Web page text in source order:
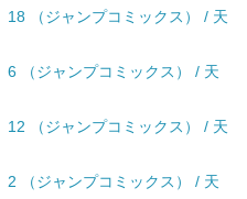
18 （ジャンプコミックス） / 天
6 （ジャンプコミックス） / 天
12 （ジャンプコミックス） / 天
2 （ジャンプコミックス） / 天